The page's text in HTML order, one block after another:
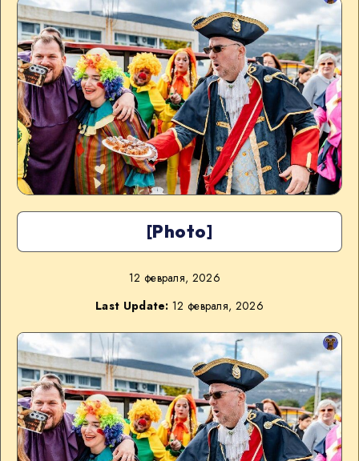
[Photo]
12 февраля, 2026
Last Update: 12 февраля, 2026